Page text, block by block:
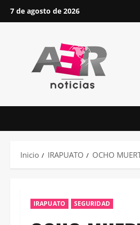
Saltar7 de agosto de 2026
Inicio IRAPUATO OCHO
IRAPUATO SEGURIDAD